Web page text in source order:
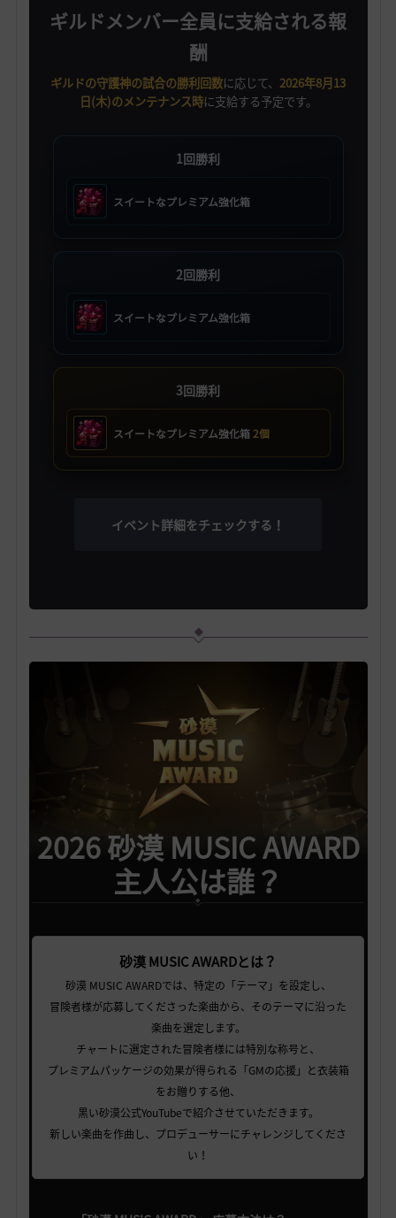
ギルドメンバー全員に支給される報
酬
ギルドの守護神の試合の勝利回数に応じて、 2026年8月13
日(木)のメンテナンス時に支給する予定です。
1回勝利
スイートなプレミアム強化箱
2回勝利
スイートなプレミアム強化箱
3回勝利
スイートなプレミアム強化箱2個
イベント詳細をチェックする！
2026 砂漠 MUSIC AWARD
主人公は誰？
砂漠 MUSIC AWARDとは？
砂漠 MUSIC AWARDでは、特定の「テーマ」を設定し、
冒険者様が応募してくださった楽曲から、そのテーマに沿った
楽曲を選定します。
チャートに選定された冒険者様には特別な称号と、
プレミアムパッケージの効果が得られる「GMの応援」と衣装箱
をお贈りする他、
黒い砂漠公式YouTubeで紹介させていただきます。
新しい楽曲を作曲し、プロデューサーにチャレンジしてくださ
い！